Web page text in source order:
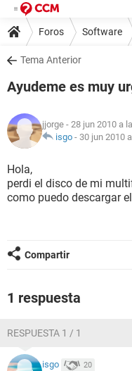
Foros Software
Tema Anterior
Ayudeme es muy
jjorge - 28 jun 2010 a
isgo - 30 jun 2010
Hola,
perdi el disco de mi
como puedo descargar
Compartir
1 respuesta
RESPUESTA 1 / 1
isgo 20